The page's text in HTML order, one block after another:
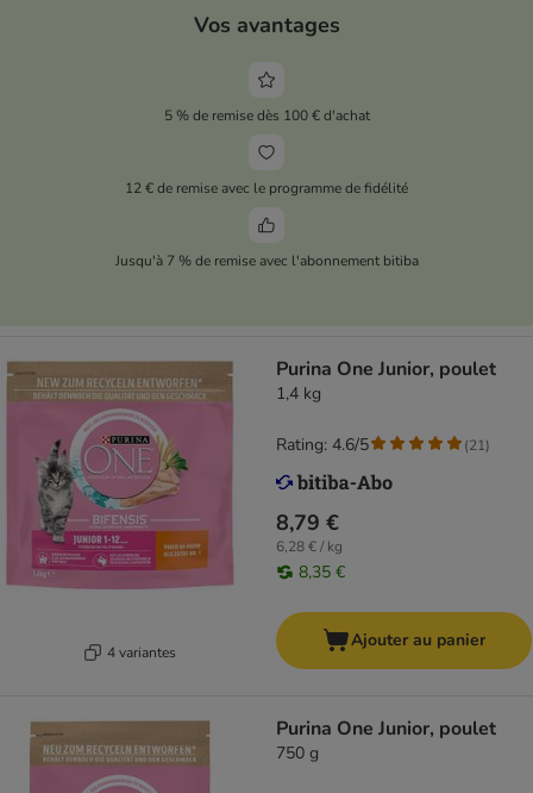
Vos avantages
5 % de remise dès 100 € d'achat
12 € de remise avec le programme de fidélité
Jusqu'à 7 % de remise avec l'abonnement bitiba
4 variantes
Purina One Junior, poulet
1,4 kg
8,79 €
6,28 € / kg
8,35 €
Rating: 4.6/5 (21)
Ajouter au panier
Purina One Junior, poulet
750 g